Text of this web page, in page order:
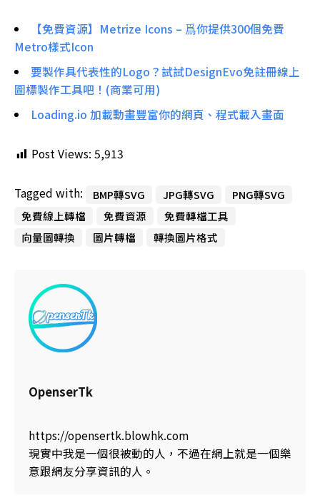
【免費資源】Metrize Icons – 爲你提供300個免費
Metro樣式Icon
要製作具代表性的Logo？試試DesignEvo免註冊線上
圖標製作工具吧！(商業可用)
Loading.io 加載動畫豐富你的網頁、程式載入畫面
Post Views: 5,913
Tagged with: BMP轉SVG JPG轉SVG
PNG轉SVG
免費線上轉檔
免費資源
免費轉檔工具
向量圖轉換
圖片轉檔 轉換圖片格式
OpenserTk
https://opensertk.blowhk.com
現實中我是一個很被動的人，不過在網上就是一個樂
意跟網友分享資訊的人。